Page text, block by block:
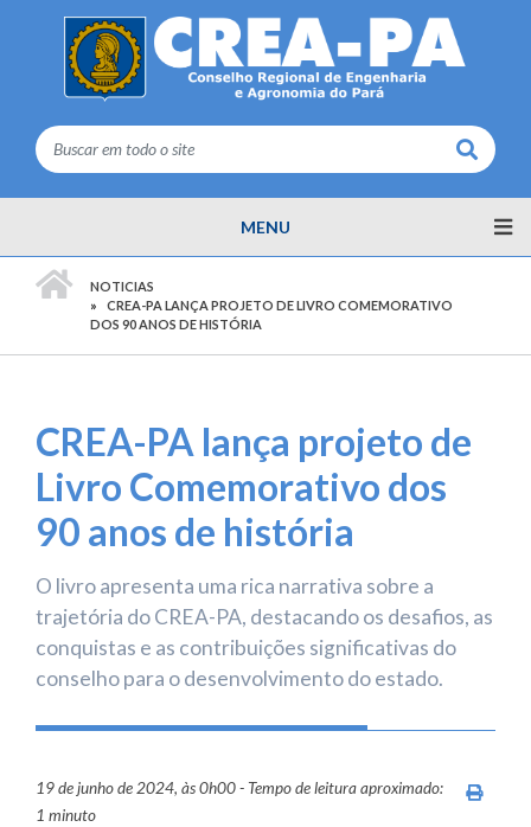
Buscar
MENU
NOTICIAS
CREA-PA LANÇA PROJETO DE LIVRO COMEMORATIVO
DOS 90 ANOS DE HISTÓRIA
CREA-PA lança projeto de
Livro Comemorativo dos
90 anos de história
O livro apresenta uma rica narrativa sobre a
trajetória do CREA-PA, destacando os desafios, as
conquistas e as contribuições significativas do
conselho para o desenvolvimento do estado.
19 de junho de 2024, às 0h00 - Tempo de leitura aproximado:
1 minuto